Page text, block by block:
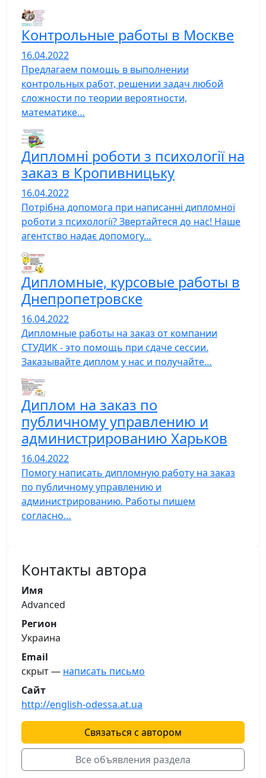
Контрольные работы в Москве
16.04.2022
Предлагаем помощь в выполнении
контрольных работ, решении задач любой
сложности по теории вероятности,
математике…
Дипломні роботи з психології на
заказ в Кропивницьку
16.04.2022
Потрібна допомога при написанні дипломної
роботи з психології? Звертайтеся до нас! Наше
агентство надає допомогу…
Дипломные, курсовые работы в
Днепропетровске
16.04.2022
Дипломные работы на заказ от компании
СТУДИК - это помощь при сдаче сессии.
Заказывайте диплом у нас и получайте…
Диплом на заказ по
публичному управлению и
администрированию Харьков
16.04.2022
Помогу написать дипломную работу на заказ
по публичному управлению и
администрированию. Работы пишем
согласно…
Контакты автора
Имя
Advanced
Регион
Украина
Email
скрыт — написать письмо
Сайт
http://english-odessa.at.ua
Связаться с автором
Все объявления раздела